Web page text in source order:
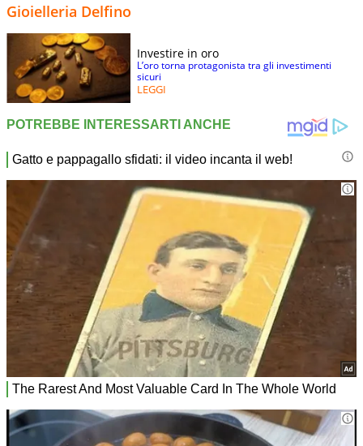
Gioielleria Delfino
Investire in oro
L’oro torna protagonista tra gli investimenti
sicuri
LEGGI